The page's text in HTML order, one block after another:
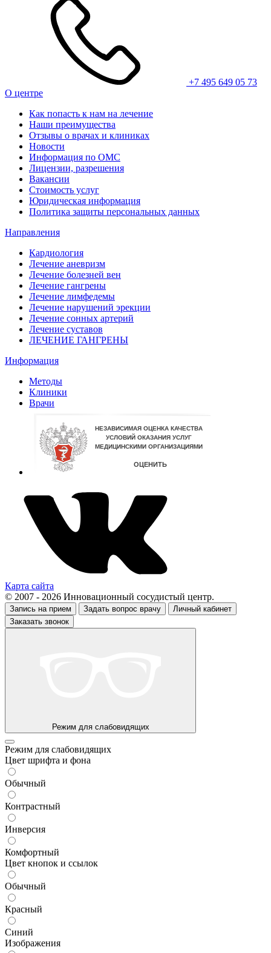
+7 495 649 05 73
О центре
Как попасть к нам на лечение
Наши преимущества
Отзывы о врачах и клиниках
Новости
Информация по ОМС
Лицензии, разрешения
Вакансии
Стоимость услуг
Юридическая информация
Политика защиты персональных данных
Направления
Кардиология
Лечение аневризм
Лечение болезней вен
Лечение гангрены
Лечение лимфедемы
Лечение нарушений эрекции
Лечение сонных артерий
Лечение суставов
ЛЕЧЕНИЕ ГАНГРЕНЫ
Информация
Методы
Клиники
Врачи
Карта сайта
© 2007 - 2026 Инновационный сосудистый центр.
Запись на прием Задать вопрос врачу
Личный кабинет
Заказать звонок
Режим для слабовидящих
Режим для слабовидящих
Цвет шрифта и фона
Обычный
Контрастный
Инверсия
Комфортный
Цвет кнопок и ссылок
Обычный
Красный
Синий
Изображения